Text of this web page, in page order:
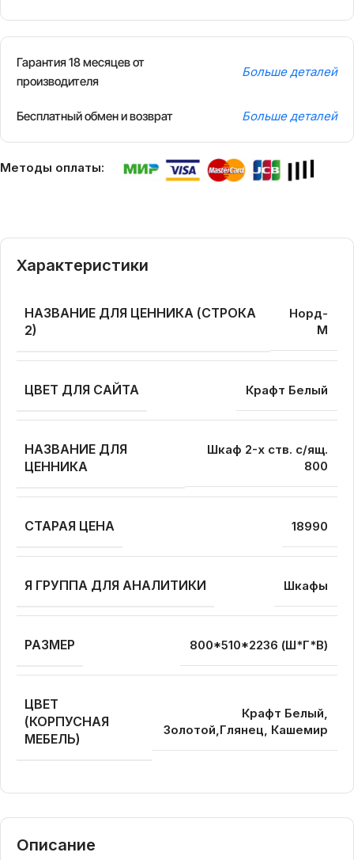
Гарантия 18 месяцев от
производителя
Больше деталей
Бесплатный обмен и возврат Больше деталей
Методы оплаты:
Описание
Характеристики
НАЗВАНИЕ ДЛЯ ЦЕННИКА (СТРОКА
2)
Норд-
М
ЦВЕТ ДЛЯ САЙТА Крафт Белый
НАЗВАНИЕ ДЛЯ
ЦЕННИКА
Шкаф 2-х ств. с/ящ.
800
СТАРАЯ ЦЕНА 18990
Я ГРУППА ДЛЯ АНАЛИТИКИ Шкафы
РАЗМЕР 800*510*2236 (Ш*Г*В)
ЦВЕТ
(КОРПУСНАЯ
МЕБЕЛЬ)
Крафт Белый,
Золотой,Глянец, Кашемир